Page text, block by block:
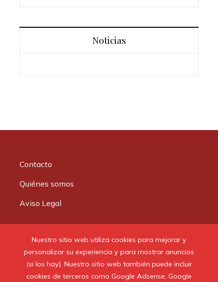
Nuestro sitio web utiliza cookies para mejorar y
personalizar su experiencia y para mostrar anuncios
(si los hay). Nuestro sitio web también puede incluir
cookies de terceros como Google Adsense, Google
Noticias
Contacto
Quiénes somos
Aviso Legal